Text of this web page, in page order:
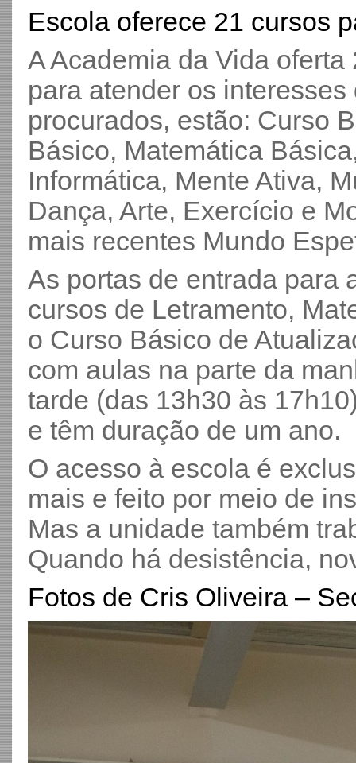
Escola oferece 21 cursos
A Academia da Vida
para atender os
procurados, estão: Curso
Básico, Matemática
Informática, Mente Ativa,
Dança, Arte, Exercício e
mais recentes Mundo
As portas de entrada para
cursos de Letramento,
o Curso Básico de
com aulas na parte da
tarde (das 13h30 às
e têm duração de um ano.
O acesso à escola é
mais e feito por meio de
Mas a unidade também
Quando há desistência,
Fotos de Cris Oliveira –